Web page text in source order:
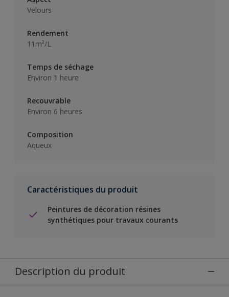
Velours
Rendement
11m²/L
Temps de séchage
Environ 1 heure
Recouvrable
Environ 6 heures
Composition
Aqueux
Caractéristiques du produit
Peintures de décoration résines
synthétiques pour travaux courants
Description du produit